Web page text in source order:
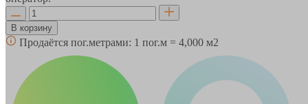
В корзину
Продаётся пог.метрами: 1 пог.м = 4,000 м2